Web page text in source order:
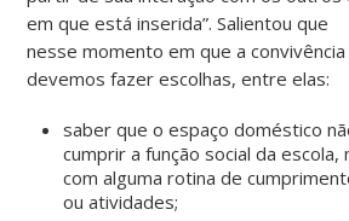
em que está inserida”. Salientou que
nesse momento em que a
devemos fazer escolhas, entre elas:
saber que o espaço doméstico
cumprir a função social da escola,
com alguma rotina de
ou atividades;